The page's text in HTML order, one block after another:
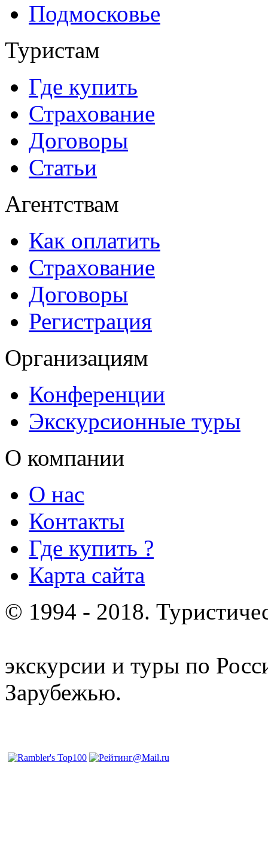
Подмосковье
Туристам
Где купить
Страхование
Договоры
Статьи
Агентствам
Как оплатить
Страхование
Договоры
Регистрация
Организациям
Конференции
Экскурсионные туры
О компании
О нас
Контакты
Где купить ?
Карта сайта
© 1994 - 2018.
экскурсии и туры по
Зарубежью.